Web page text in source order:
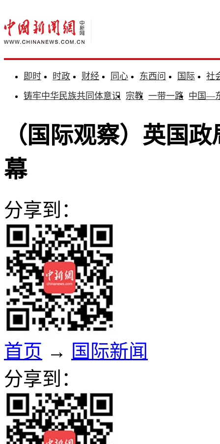
即时 时政 财经 同心 东西问 国际
社
铸牢中华民族共同体意识 宗教 一带一路 中国—
（国际观察）英国
幕
分享到：
首页 → 国际新闻
分享到：